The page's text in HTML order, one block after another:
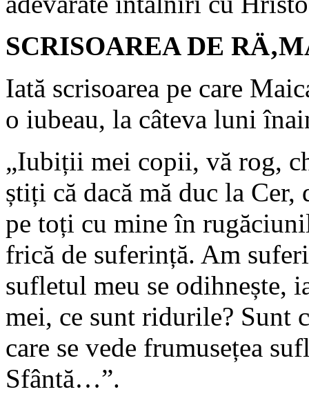
SCRISOAREA DE
Iată scrisoarea pe care
o iubeau, la câteva luni
„Iubiții mei copii, vă rog,
știți că dacă mă duc la Cer,
pe toți cu mine în
frică de suferință. Am
sufletul meu se odihnește,
mei, ce sunt ridurile? Sunt
care se vede frumusețea
Sfântă…”.